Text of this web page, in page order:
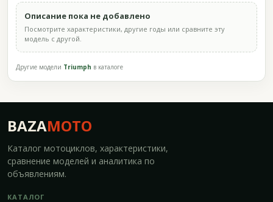
Описание пока не добавлено
Посмотрите характеристики, другие годы или сравните эту
модель с другой.
Другие модели Triumph в каталоге
BAZAMOTO
Каталог мотоциклов, характеристики,
сравнение моделей и аналитика по
объявлениям.
КАТАЛОГ